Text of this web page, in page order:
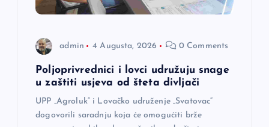
admin 4 Augusta, 2026 0 Comments
Poljoprivrednici i lovci udružuju snage
u zaštiti usjeva od šteta divljači
UPP „Agroluk“ i Lovačko udruženje „Svatovac“
dogovorili saradnju koja će omogućiti brže